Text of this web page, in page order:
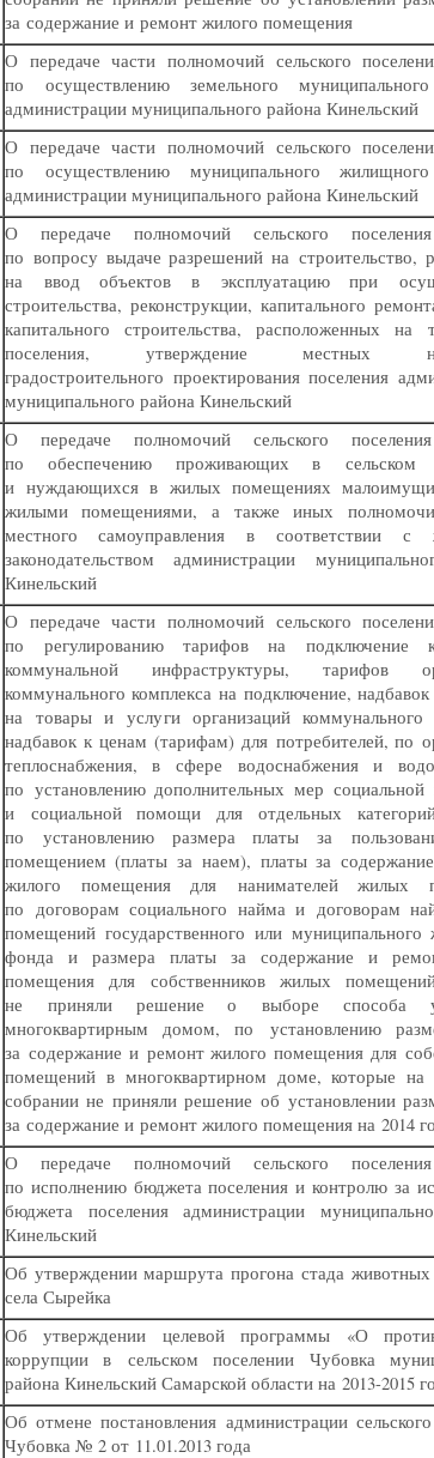
за содержание и ремонт жилого помещения
О передаче части полномочий сельского
по осуществлению земельного
администрации муниципального района Кинельский
О передаче части полномочий сельского
по осуществлению муниципального
администрации муниципального района Кинельский
О передаче полномочий сельского
по вопросу выдаче разрешений на строительство,
на ввод объектов в эксплуатацию при
строительства, реконструкции, капитального
капитального строительства, расположенных на
поселения, утверждение местных
градостроительного проектирования поселения
муниципального района Кинельский
О передаче полномочий сельского
по обеспечению проживающих в сельском
и нуждающихся в жилых помещениях
жилыми помещениями, а также иных
местного самоуправления в соответствии с
законодательством администрации
Кинельский
О передаче части полномочий сельского
по регулированию тарифов на подключение
коммунальной инфраструктуры, тарифов
коммунального комплекса на подключение,
на товары и услуги организаций коммунального
надбавок к ценам (тарифам) для потребителей, по
теплоснабжения, в сфере водоснабжения и
по установлению дополнительных мер социальной
и социальной помощи для отдельных
по установлению размера платы за
помещением (платы за наем), платы за
жилого помещения для нанимателей жилых
по договорам социального найма и договорам
помещений государственного или муниципального
фонда и размера платы за содержание и
помещения для собственников жилых
не приняли решение о выборе способа
многоквартирным домом, по установлению
за содержание и ремонт жилого помещения для
помещений в многоквартирном доме, которые
собрании не приняли решение об установлении
за содержание и ремонт жилого помещения на 2014
О передаче полномочий сельского
по исполнению бюджета поселения и контролю за
бюджета поселения администрации
Кинельский
Об утверждении маршрута прогона стада
села Сырейка
Об утверждении целевой программы «О
коррупции в сельском поселении Чубовка
района Кинельский Самарской области на 2013-2015
Об отмене постановления администрации
Чубовка № 2 от 11.01.2013 года